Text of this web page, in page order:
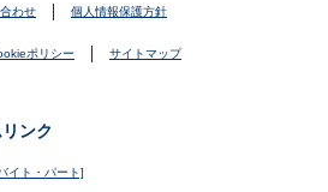
わせ 個人情報保護方針
ポリシー サイトマップ
ンク
イト・パート]